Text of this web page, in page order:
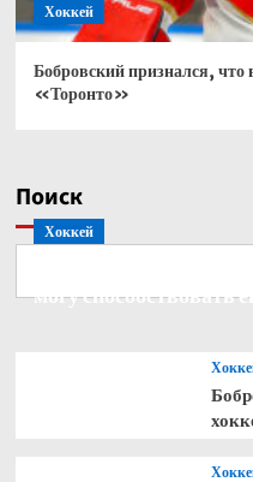
Хоккей
Бобровский признался, что
«Торонто»
Поиск
Хоккей
Бобровский — о
могу способствовать